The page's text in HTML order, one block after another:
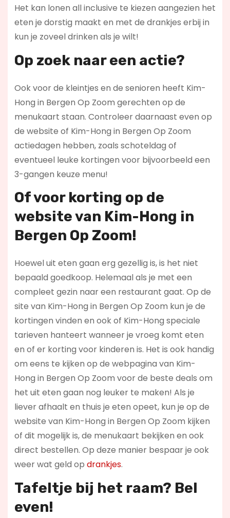
Het kan lonen all inclusive te kiezen aangezien het
eten je dorstig maakt en met de drankjes erbij in
kun je zoveel drinken als je wilt!
Op zoek naar een actie?
Ook voor de kleintjes en de senioren heeft Kim-
Hong in Bergen Op Zoom gerechten op de
menukaart staan. Controleer daarnaast even op
de website of Kim-Hong in Bergen Op Zoom
actiedagen hebben, zoals schoteldag of
eventueel leuke kortingen voor bijvoorbeeld een
3-gangen keuze menu!
Of voor korting op de
website van Kim-Hong in
Bergen Op Zoom!
Hoewel uit eten gaan erg gezellig is, is het niet
bepaald goedkoop. Helemaal als je met een
compleet gezin naar een restaurant gaat. Op de
site van Kim-Hong in Bergen Op Zoom kun je de
kortingen vinden en ook of Kim-Hong speciale
tarieven hanteert wanneer je vroeg komt eten
en of er korting voor kinderen is. Het is ook handig
om eens te kijken op de webpagina van Kim-
Hong in Bergen Op Zoom voor de beste deals om
het uit eten gaan nog leuker te maken! Als je
liever afhaalt en thuis je eten opeet, kun je op de
website van Kim-Hong in Bergen Op Zoom kijken
of dit mogelijk is, de menukaart bekijken en ook
direct bestellen. Op deze manier bespaar je ook
weer wat geld op drankjes.
Tafeltje bij het raam? Bel
even!